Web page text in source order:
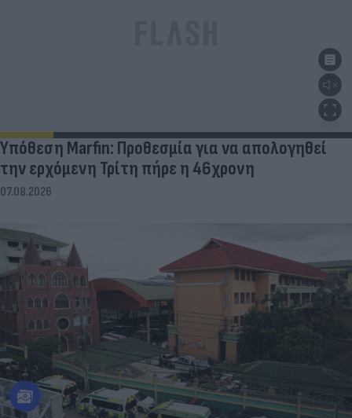
Υπόθεση Marfin: Προθεσμία για να απολογηθεί
την ερχόμενη Τρίτη πήρε η 46χρονη
07.08.2026